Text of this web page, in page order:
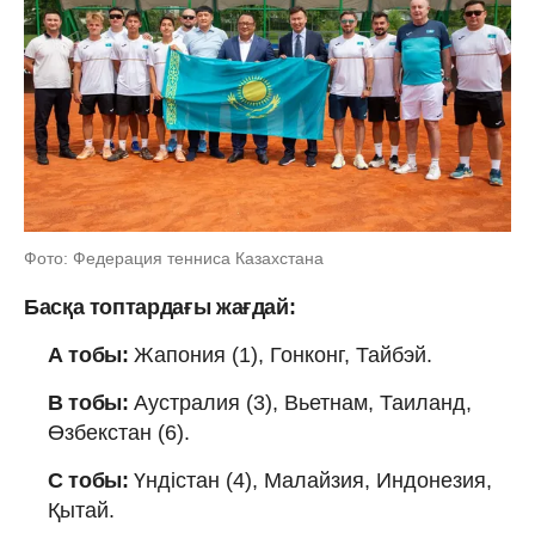
Фото: Федерация тенниса Казахстана
Басқа топтардағы жағдай:
А тобы: Жапония (1), Гонконг, Тайбэй.
В тобы: Аустралия (3), Вьетнам, Таиланд,
Өзбекстан (6).
С тобы: Үндістан (4), Малайзия, Индонезия,
Қытай.